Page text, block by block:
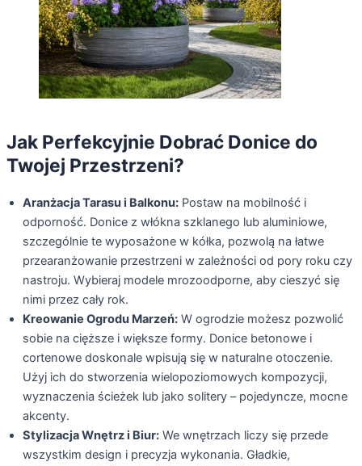
Jak Perfekcyjnie Dobrać Donice do
Twojej Przestrzeni?
Aranżacja Tarasu i Balkonu: Postaw na mobilność i
odporność. Donice z włókna szklanego lub aluminiowe,
szczególnie te wyposażone w kółka, pozwolą na łatwe
przearanżowanie przestrzeni w zależności od pory roku czy
nastroju. Wybieraj modele mrozoodporne, aby cieszyć się
nimi przez cały rok.
Kreowanie Ogrodu Marzeń: W ogrodzie możesz pozwolić
sobie na cięższe i większe formy. Donice betonowe i
cortenowe doskonale wpisują się w naturalne otoczenie.
Użyj ich do stworzenia wielopoziomowych kompozycji,
wyznaczenia ścieżek lub jako solitery – pojedyncze, mocne
akcenty.
Stylizacja Wnętrz i Biur: We wnętrzach liczy się przede
wszystkim design i precyzja wykonania. Gładkie,